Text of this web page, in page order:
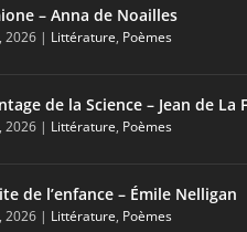
– Anna de Noailles
2026 | Littérature, Poèmes
de la Science – Jean de La
2026 | Littérature, Poèmes
de l’enfance – Émile Nelligan
2026 | Littérature, Poèmes